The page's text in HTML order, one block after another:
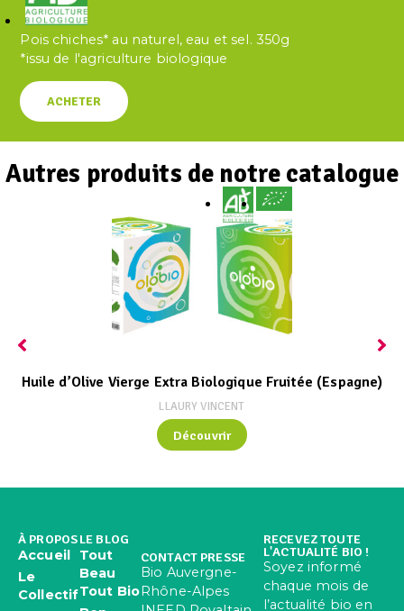
Pois chiches* au naturel, eau et sel. 350g
*issu de l'agriculture biologique
ACHETER
Autres produits de notre catalogue
Huile d’Olive Vierge Extra Biologique Fruitée (Espagne)
LLAURY VINCENT
Découvrir
À PROPOS
Accueil
Le
Collectif
LE BLOG
Tout
Beau
Tout Bio
CONTACT PRESSE
Bio Auvergne-
Rhône-Alpes
RECEVEZ TOUTE
L'ACTUALITÉ BIO !
Soyez informé
chaque mois de
l’actualité bio en